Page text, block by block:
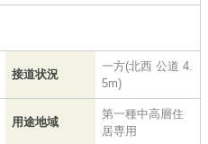
接道状況
一方(北西 公道 4.
5m)
用途地域
第一種中高層住
居専用